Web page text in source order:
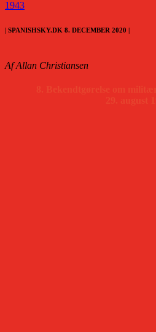
1943
| SPANISHSKY.DK 8. DECEMBER 2020 |
Af Allan Christiansen